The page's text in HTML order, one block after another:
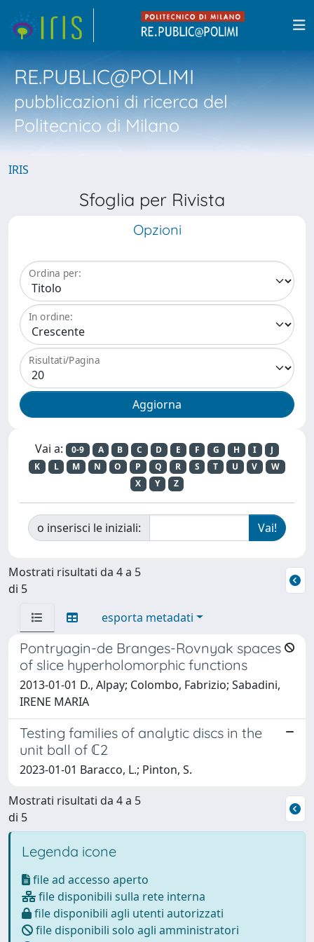
RE.PUBLIC@POLIMI
pubblicazioni di ricerca del
Politecnico di Milano
IRIS
Sfoglia per Rivista
Opzioni
Ordina per:
In ordine:
Risultati/Pagina
Vai a: 0-9 A B C D E F G H I
J
K
L M N O P Q R S T U V
W
X
Y Z
o inserisci le iniziali:
Mostrati risultati da 4 a 5
di 5
esporta metadati
Pontryagin-de Branges-Rovnyak spaces
of slice hyperholomorphic functions
2013-01-01 D., Alpay; Colombo, Fabrizio; Sabadini,
IRENE MARIA
Testing families of analytic discs in the
unit ball of ℂ2
2023-01-01 Baracco, L.; Pinton, S.
Mostrati risultati da 4 a 5
di 5
Legenda icone
file ad accesso aperto
file disponibili sulla rete interna
file disponibili agli utenti autorizzati
file disponibili solo agli amministratori